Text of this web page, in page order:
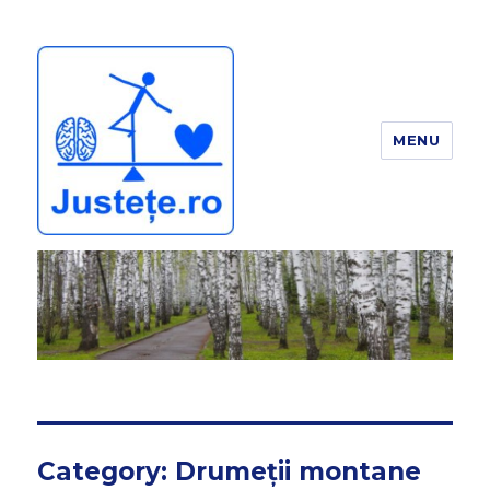
JUSTEȚE
MENU
Category: Drumeții montane